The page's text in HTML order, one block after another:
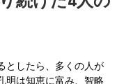
としたら、多くの人が
明は知恵に富み、智略